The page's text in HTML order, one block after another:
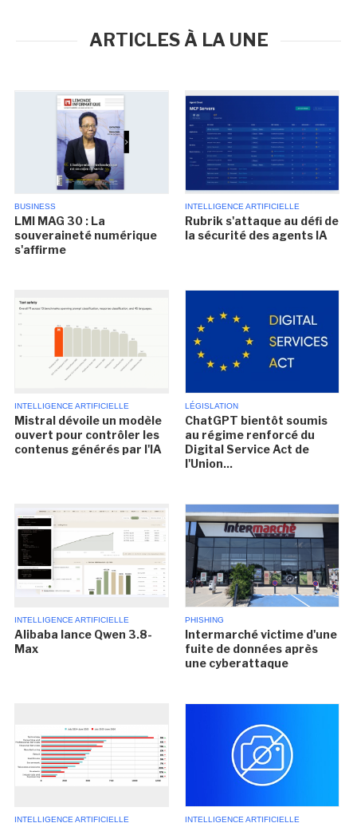
ARTICLES À LA UNE
BUSINESS
LMI MAG 30 : La
souveraineté numérique
s'affirme
INTELLIGENCE ARTIFICIELLE
Rubrik s'attaque au défi de
la sécurité des agents IA
INTELLIGENCE ARTIFICIELLE
Mistral dévoile un modèle
ouvert pour contrôler les
contenus générés par l'IA
LÉGISLATION
ChatGPT bientôt soumis
au régime renforcé du
Digital Service Act de
l'Union...
INTELLIGENCE ARTIFICIELLE
Alibaba lance Qwen 3.8-
Max
PHISHING
Intermarché victime d'une
fuite de données après
une cyberattaque
INTELLIGENCE ARTIFICIELLE INTELLIGENCE ARTIFICIELLE